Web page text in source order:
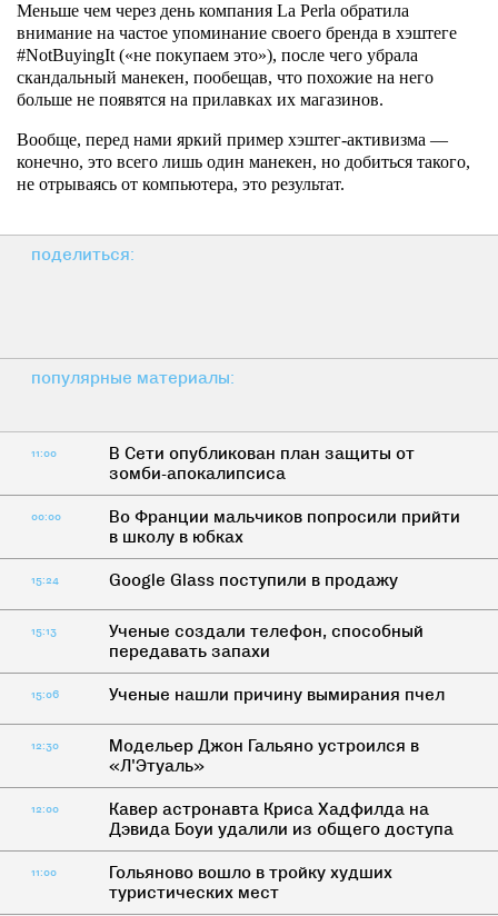
Меньше чем через день компания La Perla обратила
внимание на частое упоминание своего бренда в хэштеге
#NotBuyingIt («не покупаем это»), после чего убрала
скандальный манекен, пообещав, что похожие на него
больше не появятся на прилавках их магазинов.
Вообще, перед нами яркий пример хэштег-активизма —
конечно, это всего лишь один манекен, но добиться такого,
не отрываясь от компьютера, это результат.
поделиться:
популярные материалы:
11:00
В Cети опубликован план защиты от
зомби-апокалипсиса
00:00
Во Франции мальчиков попросили прийти
в школу в юбках
15:24 Google Glass поступили в продажу
15:13
Ученые создали телефон, способный
передавать запахи
15:06 Ученые нашли причину вымирания пчел
12:30
Модельер Джон Гальяно устроился в
«Л'Этуаль»
12:00
Кавер астронавта Криса Хадфилда на
Дэвида Боуи удалили из общего доступа
11:00
Гольяново вошло в тройку худших
туристических мест